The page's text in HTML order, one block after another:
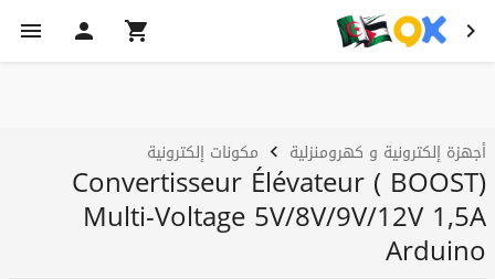
أجهزة إلكترونية و كهرومنزلية مكونات إلكترونية
Convertisseur Élévateur ( BOOST)
Multi-Voltage 5V/8V/9V/12V 1,5A
Arduino